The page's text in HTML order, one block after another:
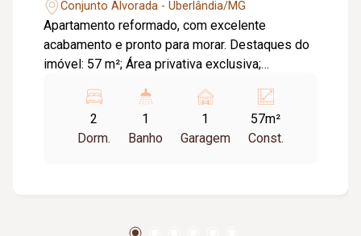
Conjunto Alvorada - Uberlândia/MG
Apartamento reformado, com excelente
acabamento e pronto para morar. Destaques do
imóvel: 57 m²; Área privativa exclusiva;
condicionado; Garagem ao lado do bloco;
Entregue reformado e pronto para morar. Região
com mercado, farmácia e comércio muito
2
Dorm.
1
Banho
1
Garagem
57m²
Const.